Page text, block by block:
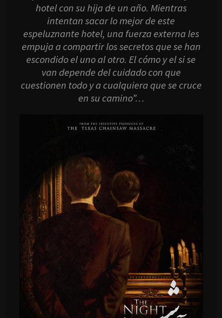
hotel con su hija de un año. Mientras
intentan sacar lo mejor de este
espeluznante hotel, una fuerza externa les
empuja a compartir los secretos que se han
escondido el uno al otro. El cómo y el si se
van depende del cuidado con que
cuestionen todo y a cualquiera que se cruce
en su camino”…